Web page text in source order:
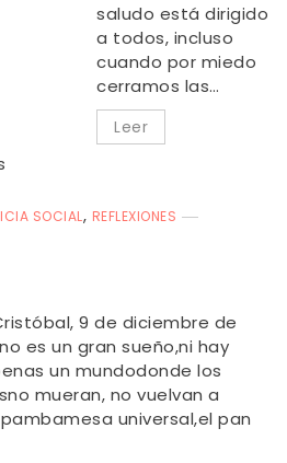
saludo está dirigido
a todos, incluso
cuando por miedo
cerramos las…
Leer
SOCIAL, REFLEXIONES
9 de diciembre de
es un gran sueño,ni hay
un mundodonde los
mueran, no vuelvan a
universal,el pan